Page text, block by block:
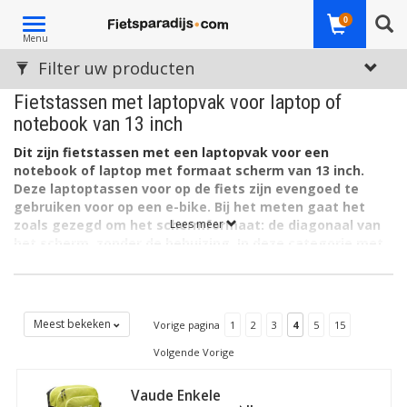
Toggle
navigation
Menu
0
Fietstassen met laptopvak voor laptop of
notebook van 13 inch
Dit zijn fietstassen met een laptopvak voor een
notebook of laptop met formaat scherm van 13 inch.
Deze laptoptassen voor op de fiets zijn evengoed te
gebruiken voor op een e-bike. Bij het meten gaat het
zoals gezegd om het schermformaat: de diagonaal van
qua merk laptoptas, qua totale inhoud, plaats op de
In deze fietstassen met laptopvak past een laptop of notebook,
maar vaak ook tablet. Ze zijn er in verschillende formaten
uitgedrukt in inches. Vind hier een laptoptas voor op de fiets of
ook in ander schermformaat:
Lees meer
Filter uw producten
Meest bekeken Vorige pagina 1 2 3 4 5
15
Volgende Vorige
Vaude Enkele